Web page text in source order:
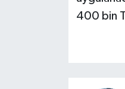
400 bin